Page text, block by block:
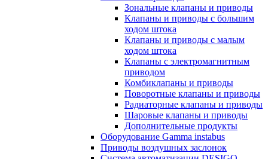
Зональные клапаны и приводы
Клапаны и приводы с большим
ходом штока
Клапаны и приводы с малым
ходом штока
Клапаны с электромагнитным
приводом
Комбиклапаны и приводы
Поворотные клапаны и приводы
Радиаторные клапаны и приводы
Шаровые клапаны и приводы
Дополнительные продукты
Оборудование Gamma instabus
Приводы воздушных заслонок